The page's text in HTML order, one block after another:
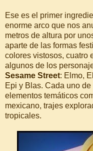
Ese es el primer
enorme arco que nos
metros de altura por
aparte de las formas
colores vistosos, cuatro
algunos de los
Sesame Street: Elmo,
Epi y Blas. Cada uno
elementos temáticos
mexicano, trajes
tropicales.